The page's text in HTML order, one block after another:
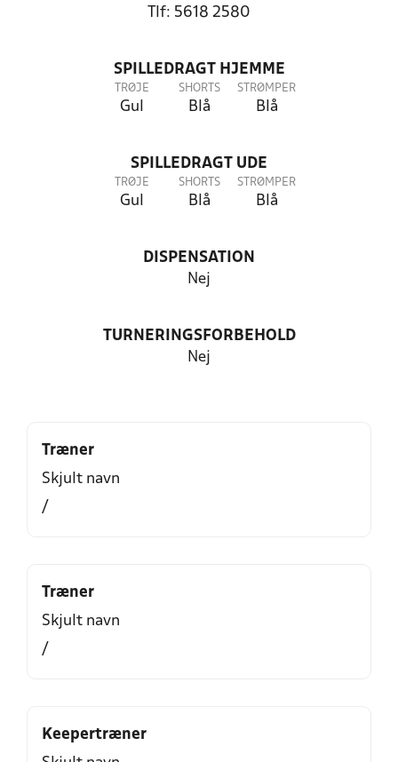
Tlf: 5618 2580
SPILLEDRAGT HJEMME
TRØJE
Gul
SHORTS
Blå
STRØMPER
Blå
SPILLEDRAGT UDE
TRØJE
Gul
SHORTS
Blå
STRØMPER
Blå
DISPENSATION
Nej
TURNERINGSFORBEHOLD
Nej
Træner
Skjult navn
/
Træner
Skjult navn
/
Keepertræner